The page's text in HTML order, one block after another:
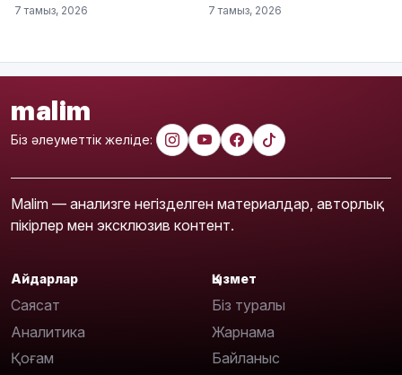
7 тамыз, 2026 7 тамыз, 2026
malim
Біз әлеуметтік желіде:
Malim — анализге негізделген материалдар, авторлық
пікірлер мен эксклюзив контент.
Айдарлар
Саясат
Аналитика
Қоғам
Қызмет
Біз туралы
Жарнама
Байланыс